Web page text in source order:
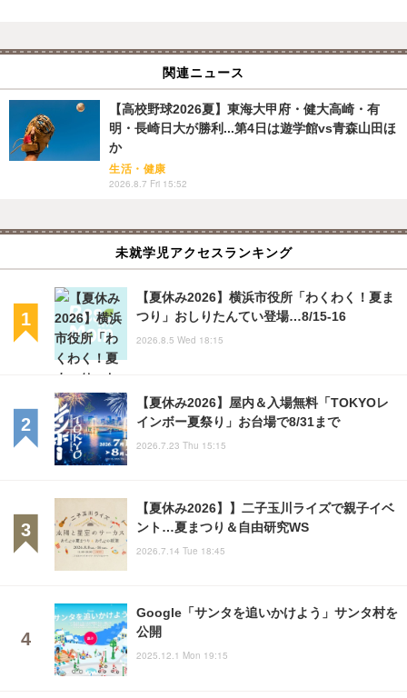
関連ニュース
【高校野球2026夏】東海大甲府・健大高崎・有
明・長崎日大が勝利...第4日は遊学館vs青森山田ほ
か
生活・健康
2026.8.7 Fri 15:52
未就学児アクセスランキング
【夏休み2026】横浜市役所「わくわく！夏ま
つり」おしりたんてい登場…8/15-16
2026.8.5 Wed 18:15
【夏休み2026】屋内＆入場無料「TOKYOレ
インボー夏祭り」お台場で8/31まで
2026.7.23 Thu 15:15
【夏休み2026】】二子玉川ライズで親子イベ
ント…夏まつり＆自由研究WS
2026.7.14 Tue 18:45
Google「サンタを追いかけよう」サンタ村を
公開
2025.12.1 Mon 19:15